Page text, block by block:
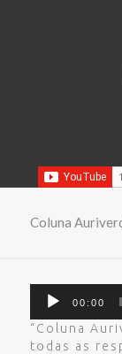
Coluna
Tocador
áudio
00:00
“Coluna
todas as